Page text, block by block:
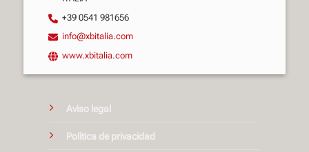
+39 0541 981656
info@xbitalia.com
www.xbitalia.com
Aviso legal
Política de privacidad